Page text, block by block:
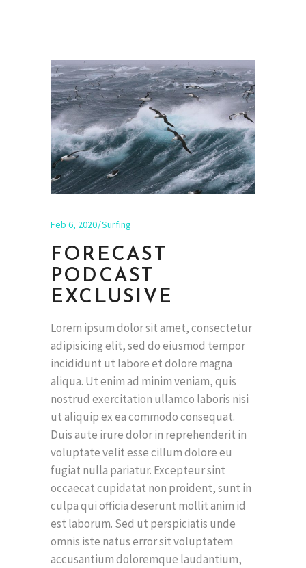
Feb 6, 2020 Surfing
FORECAST
PODCAST
EXCLUSIVE
Lorem ipsum dolor sit amet, consectetur
adipisicing elit, sed do eiusmod tempor
incididunt ut labore et dolore magna
aliqua. Ut enim ad minim veniam, quis
nostrud exercitation ullamco laboris nisi
ut aliquip ex ea commodo consequat.
Duis aute irure dolor in reprehenderit in
voluptate velit esse cillum dolore eu
fugiat nulla pariatur. Excepteur sint
occaecat cupidatat non proident, sunt in
culpa qui officia deserunt mollit anim id
est laborum. Sed ut perspiciatis unde
omnis iste natus error sit voluptatem
accusantium doloremque laudantium,